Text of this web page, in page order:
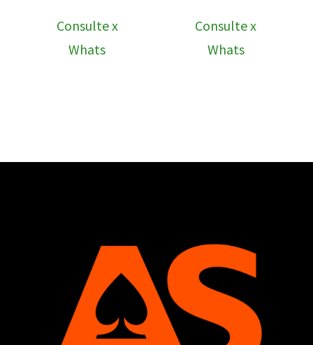
Consulte x
Whats
Consulte x
Whats